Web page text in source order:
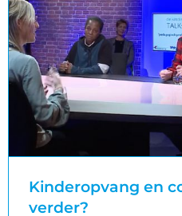
Kinderopvang en
verder?